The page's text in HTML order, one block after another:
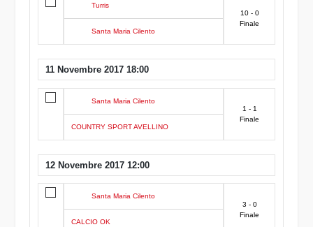
Turris
Santa Maria Cilento
10 - 0
Finale
11 Novembre 2017 18:00
Santa Maria Cilento
COUNTRY SPORT AVELLINO
1 - 1
Finale
12 Novembre 2017 12:00
Santa Maria Cilento
CALCIO OK
3 - 0
Finale